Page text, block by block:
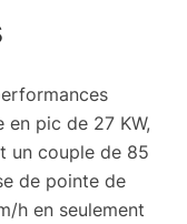
en pic de 27 KW,
un couple de 85
de pointe de
h en seulement